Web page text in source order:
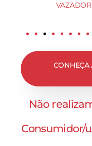
CONHEÇA
Não
Consumidor/